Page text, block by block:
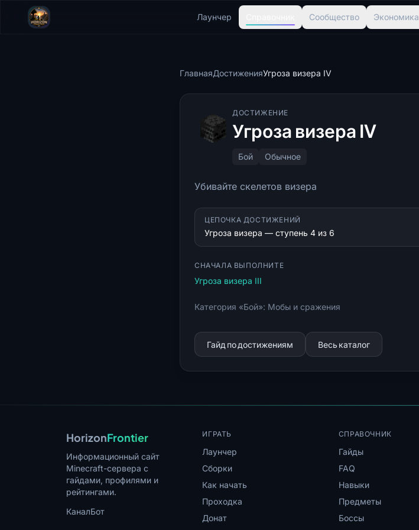
Лаунчер Сообщество Экономика
ГлавнаяДостиженияУгроза визера IV
ДОСТИЖЕНИЕ
Угроза визера IV
Бой Обычное
Убивайте скелетов визера
ЦЕПОЧКА ДОСТИЖЕНИЙ
Угроза визера — ступень 4 из 6
СНАЧАЛА ВЫПОЛНИТЕ
Угроза визера III
Категория «Бой»: Мобы и сражения
Гайд по достижениям Весь каталог
HorizonFrontier
Информационный сайт
Minecraft-сервера с
гайдами, профилями и
рейтингами.
КаналБот
ИГРАТЬ
Лаунчер
Сборки
Как начать
Проходка
Донат
СПРАВОЧНИК
Гайды
FAQ
Навыки
Предметы
Боссы